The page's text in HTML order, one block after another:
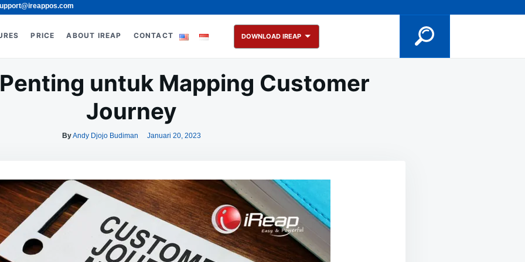
PRICE ABOUT IREAP CONTACT DOWNLOAD IREAP
untuk Mapping Customer
Journey
ByAndy Djojo Budiman Januari 20, 2023